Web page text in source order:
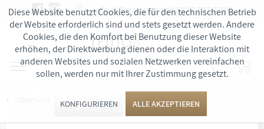
Info & Beratung:+49 5232 707 9788
Bilderrahmen
Diese Website benutzt Cookies, die für den technischen Betrieb
der Website erforderlich sind und stets gesetzt werden. Andere
Cookies, die den Komfort bei Benutzung dieser Website
erhöhen, der Direktwerbung dienen oder die Interaktion mit
anderen Websites und sozialen Netzwerken vereinfachen
sollen, werden nur mit Ihrer Zustimmung gesetzt.
KONFIGURIEREN ALLE AKZEPTIEREN